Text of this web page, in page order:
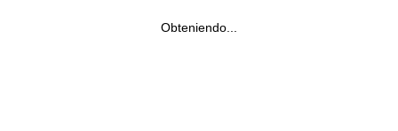
Obteniendo...